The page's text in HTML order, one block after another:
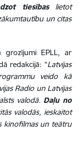
tiesībaslietot
un citas
grozījumi EPLL, ar
redakcijā: “Latvijas
veido kā
Radio un Latvijas
valodā. Daļu no
valodās, ieskaitot
kinofilmas un teātru